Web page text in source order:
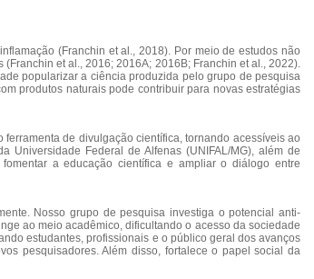
(Franchin et al., 2018). Por meio de estudos não
et al., 2016; 2016A; 2016B; Franchin et al., 2022).
popularizar a ciência produzida pelo grupo de pesquisa
produtos naturais pode contribuir para novas estratégias
de divulgação científica, tornando acessíveis ao
Universidade Federal de Alfenas (UNIFAL/MG), além de
a educação científica e ampliar o diálogo entre
Nosso grupo de pesquisa investiga o potencial anti-
ao meio acadêmico, dificultando o acesso da sociedade
estudantes, profissionais e o público geral dos avanços
pesquisadores. Além disso, fortalece o papel social da